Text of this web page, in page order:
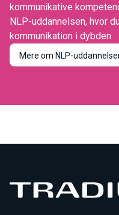
kommunikative
NLP-uddannelsen, hvor
kommunikation i dybden.
Mere om NLP-